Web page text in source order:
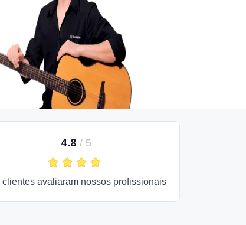
4.8 / 5
clientes avaliaram nossos profissionais